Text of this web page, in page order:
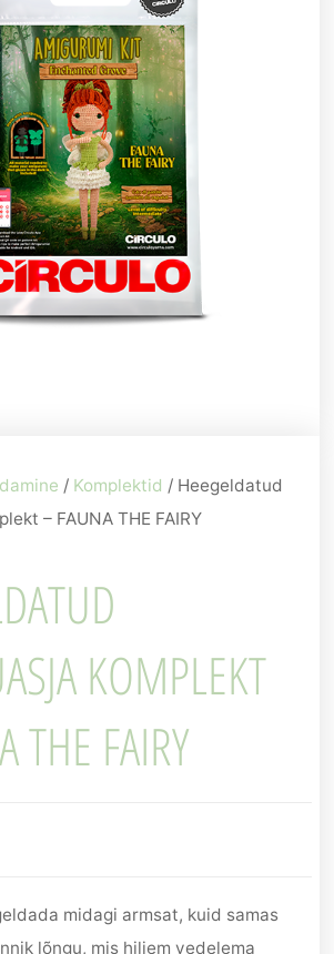
/ Komplektid / Heegeldatud
– FAUNA THE FAIRY
KOMPLEKT
THE FAIRY
midagi armsat, kuid samas
lõngu, mis hiljem vedelema